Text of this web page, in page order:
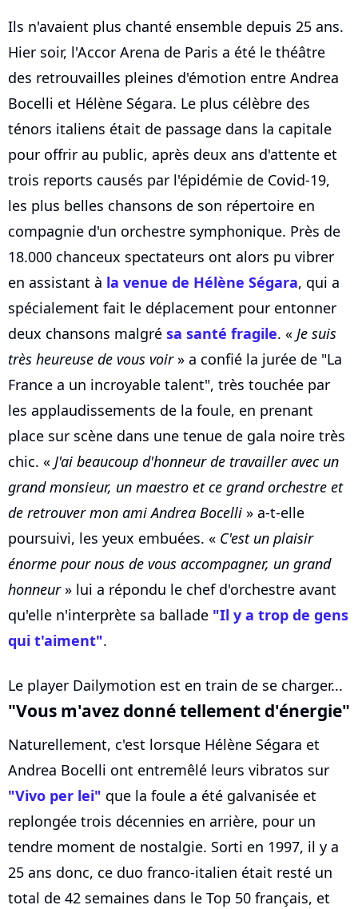
Ils n'avaient plus chanté ensemble depuis 25 ans.
Hier soir, l'Accor Arena de Paris a été le théâtre
des retrouvailles pleines d'émotion entre Andrea
Bocelli et Hélène Ségara. Le plus célèbre des
ténors italiens était de passage dans la capitale
pour offrir au public, après deux ans d'attente et
trois reports causés par l'épidémie de Covid-19,
les plus belles chansons de son répertoire en
compagnie d'un orchestre symphonique. Près de
18.000 chanceux spectateurs ont alors pu vibrer
en assistant à la venue de Hélène Ségara, qui a
spécialement fait le déplacement pour entonner
deux chansons malgré sa santé fragile. « Je suis
très heureuse de vous voir» a confié la jurée de "La
France a un incroyable talent", très touchée par
les applaudissements de la foule, en prenant
place sur scène dans une tenue de gala noire très
chic. « J'ai beaucoup d'honneur de travailler avec un
grand monsieur, un maestro et ce grand orchestre et
de retrouver mon ami Andrea Bocelli » a-t-elle
poursuivi, les yeux embuées. « C'est un plaisir
énorme pour nous de vous accompagner, un grand
honneur» lui a répondu le chef d'orchestre avant
qu'elle n'interprète sa ballade "Il y a trop de gens
qui t'aiment".
Le player Dailymotion est en train de se charger...
"Vous m'avez donné tellement d'énergie"
Naturellement, c'est lorsque Hélène Ségara et
Andrea Bocelli ont entremêlé leurs vibratos sur
"Vivo per lei" que la foule a été galvanisée et
replongée trois décennies en arrière, pour un
tendre moment de nostalgie. Sorti en 1997, il y a
25 ans donc, ce duo franco-italien était resté un
total de 42 semaines dans le Top 50 français, et